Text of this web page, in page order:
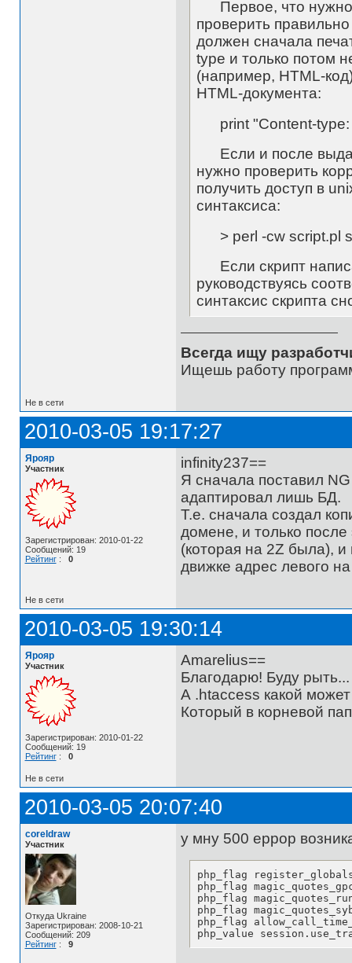
Первое, что нужно
проверить
должен сначала
type и только потом
(например, HTML-
HTML-документа:
print "Content-type:
Если и после
нужно проверить
получить доступ в
синтаксиса:
> perl -cw script.pl
Если скрипт
руководствуясь
синтаксис скрипта
Всегда ищу
Ищешь работу
Не в сети
2010-03-05 19:17:27
Ярояр
Участник
Зарегистрирован: 2010-01-22
Сообщений: 19
Рейтинг: 0
infinity237==
Я сначала поставил
адаптировал лишь БД.
Т.е. сначала создал
домене, и только
(которая на 2Z была),
движке адрес левого
Не в сети
2010-03-05 19:30:14
Ярояр
Участник
Зарегистрирован: 2010-01-22
Сообщений: 19
Рейтинг: 0
Amarelius==
Благодарю! Буду рыть...
А .htaccess какой
Который в корневой
Не в сети
2010-03-05 20:07:40
coreldraw
Участник
Откуда Ukraine
Зарегистрирован: 2008-10-21
Сообщений: 209
Рейтинг: 9
у мну 500 еррор
php_flag
php_flag
php_flag
php_flag
php_flag
php_value